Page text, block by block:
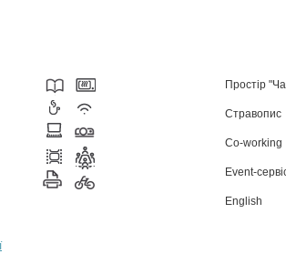
Простір
Стравопис
Co-working
Event-
English